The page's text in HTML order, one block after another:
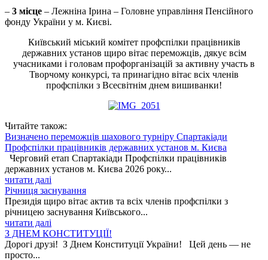
– 3 місце – Лежніна Ірина – Головне управління Пенсійного
фонду України у м. Києві.
Київський міський комітет профспілки працівників
державних установ щиро вітає переможців, дякує всім
учасниками і головам профорганізацій за активну участь в
Творчому конкурсі, та принагідно вітає всіх членів
профспілки з Всесвітнім днем вишиванки!
Читайте також:
Визначено переможців шахового турніру Спартакіади
Профспілки працівників державних установ м. Києва
Черговий етап Спартакіади Профспілки працівників
державних установ м. Києва 2026 року...
читати далі
Річниця заснування
Президія щиро вітає актив та всіх членів профспілки з
річницею заснування Київського...
читати далі
З ДНЕМ КОНСТИТУЦІЇ!
Дорогі друзі! З Днем Конституції України! Цей день — не
просто...